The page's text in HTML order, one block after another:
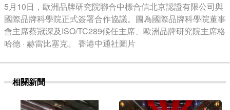
5月10日，歐洲品牌研究院聯合中標合信北京認證有限公司與
國際品牌科學院正式簽署合作協議。圖為國際品牌科學院董事
會主席蔡冠深及ISO/TC289候任主席、歐洲品牌研究院主席格
哈德 · 赫雷比塞克。 香港中通社圖片
相關新聞